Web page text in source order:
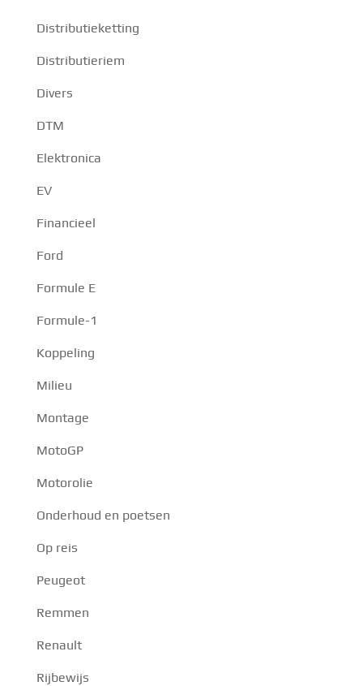
Distributieketting
Distributieriem
Divers
DTM
Elektronica
EV
Financieel
Ford
Formule E
Formule-1
Koppeling
Milieu
Montage
MotoGP
Motorolie
Onderhoud en poetsen
Op reis
Peugeot
Remmen
Renault
Rijbewijs